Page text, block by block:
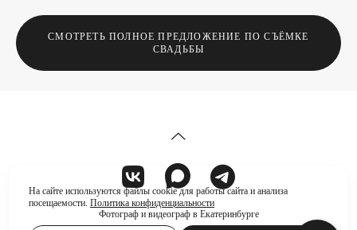
СМОТРЕТЬ ПОЛНОЕ ПРЕДЛОЖЕНИЕ ПО СЪЁМКЕ
СВАДЬБЫ
Фотограф и видеограф в Екатеринбурге
На сайте используются файлы cookie для работы сайта и анализа
посещаемости. Политика конфиденциальности